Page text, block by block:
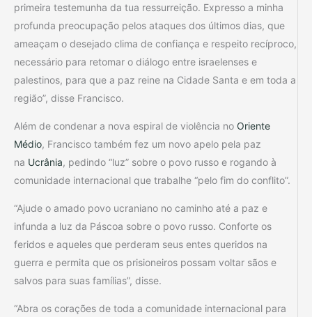
primeira testemunha da tua ressurreição. Expresso a minha
profunda preocupação pelos ataques dos últimos dias, que
ameaçam o desejado clima de confiança e respeito recíproco,
necessário para retomar o diálogo entre israelenses e
palestinos, para que a paz reine na Cidade Santa e em toda a
região”, disse Francisco.
Além de condenar a nova espiral de violência no Oriente
Médio, Francisco também fez um novo apelo pela paz
na Ucrânia, pedindo “luz” sobre o povo russo e rogando à
comunidade internacional que trabalhe “pelo fim do conflito”.
“Ajude o amado povo ucraniano no caminho até a paz e
infunda a luz da Páscoa sobre o povo russo. Conforte os
feridos e aqueles que perderam seus entes queridos na
guerra e permita que os prisioneiros possam voltar sãos e
salvos para suas famílias”, disse.
“Abra os corações de toda a comunidade internacional para